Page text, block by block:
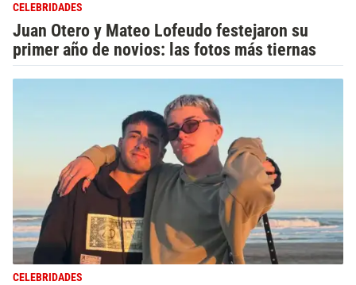
CELEBRIDADES
Juan Otero y Mateo Lofeudo festejaron su
primer año de novios: las fotos más tiernas
CELEBRIDADES